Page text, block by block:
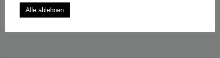
Alle ablehnen